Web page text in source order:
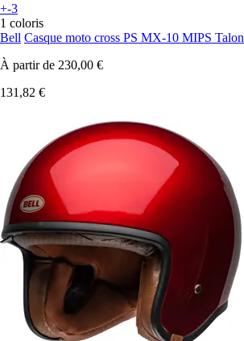
+-3
1 coloris
Bell Casque moto cross PS MX-10 MIPS Talon
À partir de 230,00 €
131,82 €